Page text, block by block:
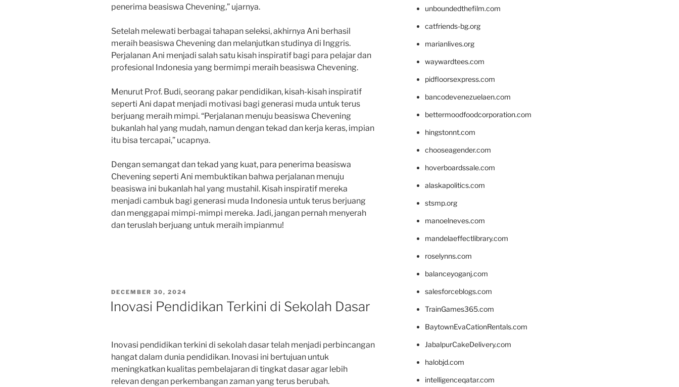
penerima beasiswa Chevening,” ujarnya.
Setelah melewati berbagai tahapan seleksi, akhirnya Ani berhasil
meraih beasiswa Chevening dan melanjutkan studinya di Inggris.
Perjalanan Ani menjadi salah satu kisah inspiratif bagi para pelajar dan
profesional Indonesia yang bermimpi meraih beasiswa Chevening.
Menurut Prof. Budi, seorang pakar pendidikan, kisah-kisah inspiratif
seperti Ani dapat menjadi motivasi bagi generasi muda untuk terus
berjuang meraih mimpi. “Perjalanan menuju beasiswa Chevening
bukanlah hal yang mudah, namun dengan tekad dan kerja keras, impian
itu bisa tercapai,” ucapnya.
Dengan semangat dan tekad yang kuat, para penerima beasiswa
Chevening seperti Ani membuktikan bahwa perjalanan menuju
beasiswa ini bukanlah hal yang mustahil. Kisah inspiratif mereka
menjadi cambuk bagi generasi muda Indonesia untuk terus berjuang
dan menggapai mimpi-mimpi mereka. Jadi, jangan pernah menyerah
dan teruslah berjuang untuk meraih impianmu!
POSTED
ON
DECEMBER 30, 2024
Inovasi Pendidikan Terkini di Sekolah Dasar
Inovasi pendidikan terkini di sekolah dasar telah menjadi perbincangan
hangat dalam dunia pendidikan. Inovasi ini bertujuan untuk
meningkatkan kualitas pembelajaran di tingkat dasar agar lebih
relevan dengan perkembangan zaman yang terus berubah.
unboundedthefilm.com
catfriends-bg.org
marianlives.org
waywardtees.com
pidfloorsexpress.com
bancodevenezuelaen.com
bettermoodfoodcorporation.com
hingstonnt.com
chooseagender.com
hoverboardssale.com
alaskapolitics.com
stsmp.org
manoelneves.com
mandelaeffectlibrary.com
roselynns.com
balanceyoganj.com
salesforceblogs.com
TrainGames365.com
BaytownEvaCationRentals.com
JabalpurCakeDelivery.com
halobjd.com
intelligenceqatar.com